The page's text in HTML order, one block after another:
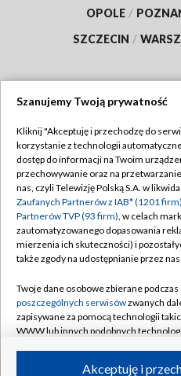
OPOLE /
SZCZECIN /
Abonament TVP
Emisja w TVP
Centrum informacji TVP
Naziemna Telewizja
Rada Programowa
System NOS
Informacje o nadawcy
Polityka
Moje
Szanujemy Twoją prywatność
Kliknij "Akceptuję i przechodzę do
korzystanie z technologii
dostęp do informacji na Twoim
przechowywanie oraz na
nas, czyli Telewizję Polską S.A. w
Zaufanych Partnerów z IAB* (1201 firm)
Partnerów TVP (93 firm), w celach
zautomatyzowanego dopasowania
mierzenia ich skuteczności) i
także zgody na udostępnianie przez
Twoje dane osobowe zbierane
poszczególnych serwisówzwanych
zapisywane za pomocą technologii
WWW lub innych podobnych
ruchu w Internecie.Akceptuję i